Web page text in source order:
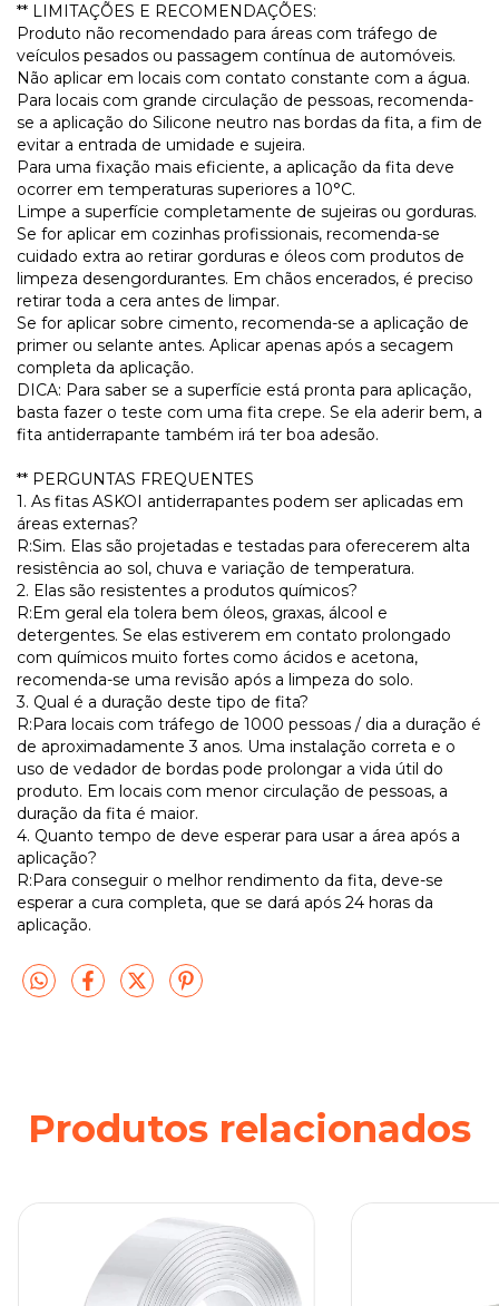
** LIMITAÇÕES E RECOMENDAÇÕES:
Produto não recomendado para áreas com tráfego de
veículos pesados ou passagem contínua de automóveis.
Não aplicar em locais com contato constante com a água.
Para locais com grande circulação de pessoas, recomenda-
se a aplicação do Silicone neutro nas bordas da fita, a fim de
evitar a entrada de umidade e sujeira.
Para uma fixação mais eficiente, a aplicação da fita deve
ocorrer em temperaturas superiores a 10°C.
Limpe a superfície completamente de sujeiras ou gorduras.
Se for aplicar em cozinhas profissionais, recomenda-se
cuidado extra ao retirar gorduras e óleos com produtos de
limpeza desengordurantes. Em chãos encerados, é preciso
retirar toda a cera antes de limpar.
Se for aplicar sobre cimento, recomenda-se a aplicação de
primer ou selante antes. Aplicar apenas após a secagem
completa da aplicação.
DICA: Para saber se a superfície está pronta para aplicação,
basta fazer o teste com uma fita crepe. Se ela aderir bem, a
fita antiderrapante também irá ter boa adesão.
** PERGUNTAS FREQUENTES
1. As fitas ASKOI antiderrapantes podem ser aplicadas em
áreas externas?
R:Sim. Elas são projetadas e testadas para oferecerem alta
resistência ao sol, chuva e variação de temperatura.
2. Elas são resistentes a produtos químicos?
R:Em geral ela tolera bem óleos, graxas, álcool e
detergentes. Se elas estiverem em contato prolongado
com químicos muito fortes como ácidos e acetona,
recomenda-se uma revisão após a limpeza do solo.
3. Qual é a duração deste tipo de fita?
R:Para locais com tráfego de 1000 pessoas / dia a duração é
de aproximadamente 3 anos. Uma instalação correta e o
uso de vedador de bordas pode prolongar a vida útil do
produto. Em locais com menor circulação de pessoas, a
duração da fita é maior.
4. Quanto tempo de deve esperar para usar a área após a
aplicação?
R:Para conseguir o melhor rendimento da fita, deve-se
esperar a cura completa, que se dará após 24 horas da
aplicação.
Produtos relacionados